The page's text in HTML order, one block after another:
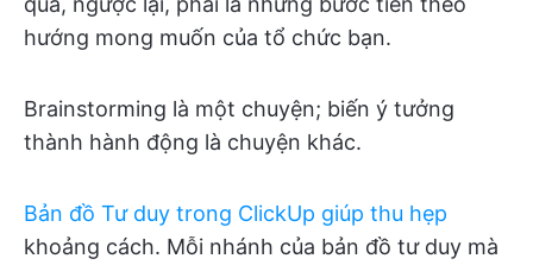
hướng mong muốn của tổ chức bạn.
Brainstorming là một chuyện; biến ý tưởng
thành hành động là chuyện khác.
Bản đồ Tư duy trong ClickUp giúp thu hẹp
khoảng cách. Mỗi nhánh của bản đồ tư duy mà